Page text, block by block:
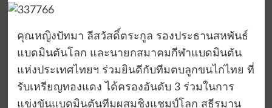
คุณหญิงปัทมา ลีสวัสดิ์ตระกูล รองประธานสหพันธ์
แบดมินตันโลก และนายกสมาคมกีฬาแบดมินตัน
แห่งประเทศไทยฯ ร่วมยินดีกับทีมตบลูกขนไก่ไทย ที่
รับเหรียญทองแดง ได้ครองอันดับ 3 ร่วมในการ
แข่งขันแบดมินตันทีมผสมชิงแชมป์โลก สุธีรมาน